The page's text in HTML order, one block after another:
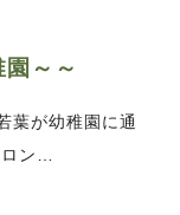
～～
葉が幼稚園に通
ン…